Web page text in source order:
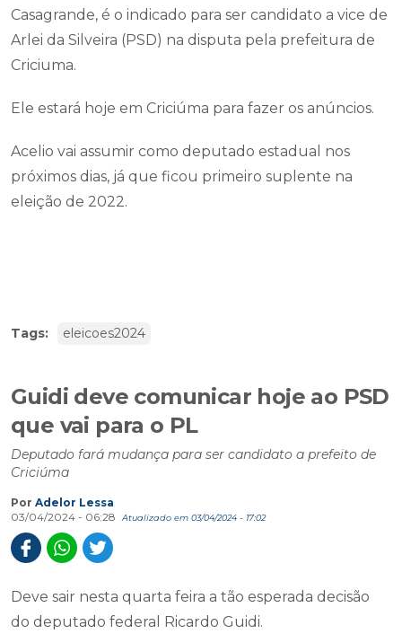
Casagrande, é o indicado para ser candidato a vice de
Arlei da Silveira (PSD) na disputa pela prefeitura de
Criciuma.
Ele estará hoje em Criciúma para fazer os anúncios.
Acelio vai assumir como deputado estadual nos
próximos dias, já que ficou primeiro suplente na
eleição de 2022.
Tags: eleicoes2024
Guidi deve comunicar hoje ao PSD
que vai para o PL
Deputado fará mudança para ser candidato a prefeito de
Criciúma
Por Adelor Lessa
03/04/2024 - 06:28
Atualizado em 03/04/2024 - 17:02
Deve sair nesta quarta feira a tão esperada decisão
do deputado federal Ricardo Guidi.